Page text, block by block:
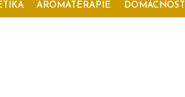
AROMATERAPIE DOMÁCNOST